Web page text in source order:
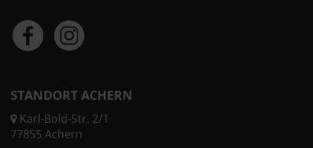
STANDORT ACHERN
Karl-Bold-Str. 2/1
77855 Achern